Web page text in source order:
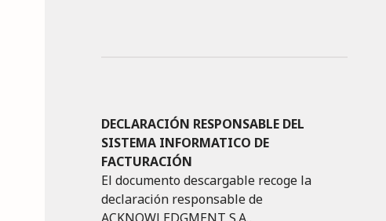
DECLARACIÓN RESPONSABLE DEL
SISTEMA INFORMATICO DE
FACTURACIÓN
El documento descargable recoge la
declaración responsable de